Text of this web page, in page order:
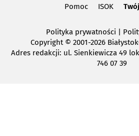
Pomoc
ISOK
Polityka prywatności |
Copyright © 2001-2026
Adres redakcji: ul. Sienkiewicza 49
746 07 39